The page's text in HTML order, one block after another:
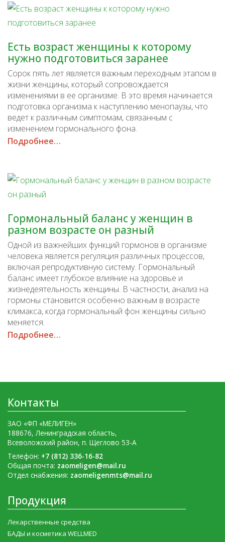
Есть возраст женщины к которому
нужно подготовиться заранее
Cорок пять лет является важным переходным этапом в
жизни женщины, который сопровождается
изменениями в ее организме. В это время начинается
подготовка организма к наступлению менопаузы, что
ведет к различным симптомам, связанным с
изменением гормонального фона.
Подробнее…
Гормональный баланс у женщин в
разном возрасте он разный
Одной из важнейших функций гормонов в организме
человека является регуляция различных процессов,
включая репродуктивную систему. Гормональный
баланс имеет глубокое влияние на здоровье и
жизнедеятельность женщины. В частности, анализ на
гормоны становится особенно важным в возрасте
климакса, когда гормональный фон женщины сильно
меняется.
Подробнее…
Контакты
ЗАО «ФП «МЕЛИГЕН»
188676, Ленинградская область,
Всеволожский район, п. Щеглово 53-А
Телефон: +7 (812) 336-16-82
Общая почта: zaomeligen@mail.ru
Отдел снабжения: zaomeligenmts@mail.ru
Продукция
Лекарственные средства
БАДЫ и косметика WELLMED